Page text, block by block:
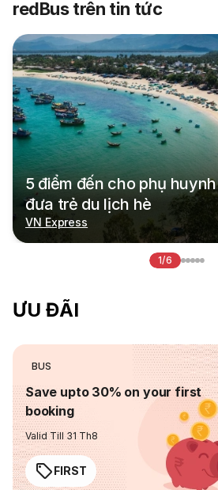
redBus trên tin tức
5 điểm đến cho phụ huynh
đưa trẻ du lịch hè
VN Express
1/6
ƯU ĐÃI
BUS
Save upto 30% on your first
booking
Valid Till 31 Th8
FIRST